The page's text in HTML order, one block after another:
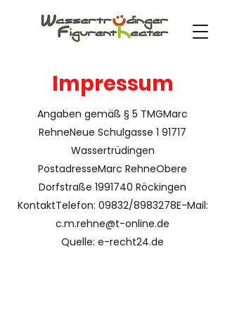
Impressum
Angaben gemäß § 5 TMGMarc
RehneNeue Schulgasse 1 91717
Wassertrüdingen
PostadresseMarc RehneObere
Dorfstraße 1991740 Röckingen
KontaktTelefon: 09832/8983278E-Mail:
c.m.rehne@t-online.de
Quelle: e-recht24.de